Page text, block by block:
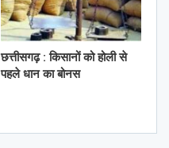
छत्तीसगढ़ : किसानों को होली से
पहले धान का बोनस